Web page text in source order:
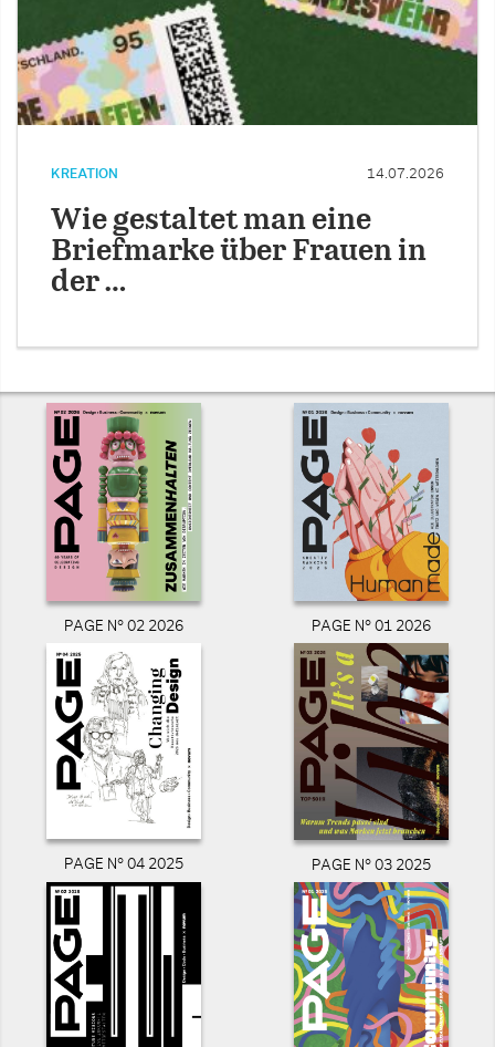
KREATION 14.07.2026
Wie gestaltet man eine
Briefmarke über Frauen in
der …
PAGE N° 02 2026 PAGE N° 01 2026
PAGE N° 04 2025 PAGE N° 03 2025